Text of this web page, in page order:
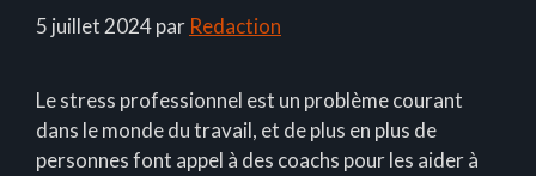
5 juillet 2024par Redaction
Le stress professionnel est un problème courant
dans le monde du travail, et de plus en plus de
personnes font appel à des coachs pour les aider à